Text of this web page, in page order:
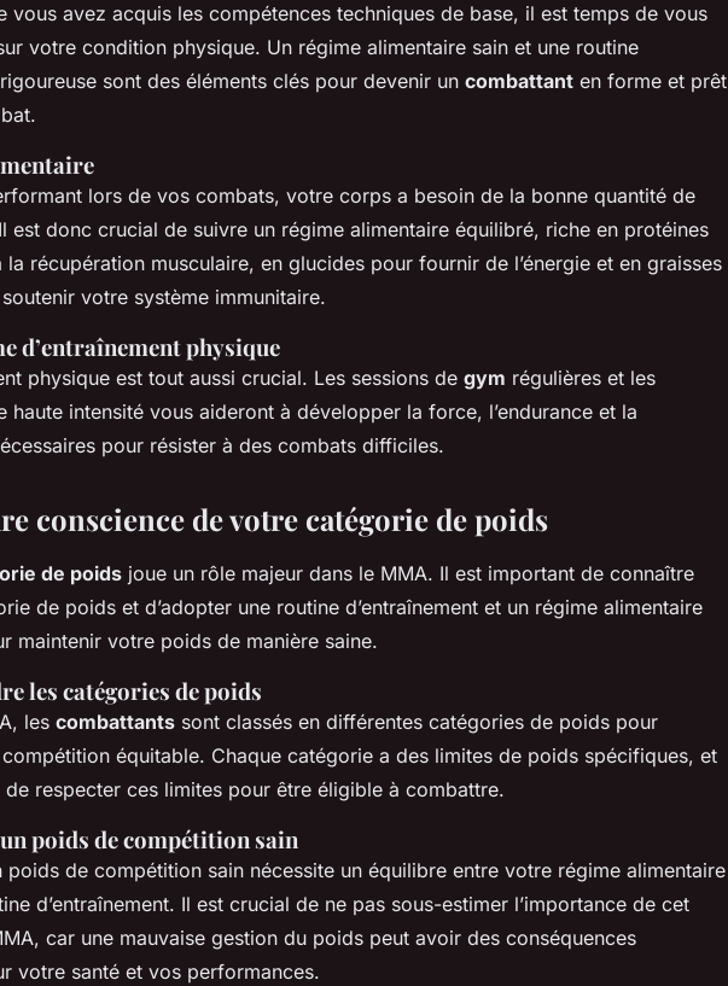
vous avez acquis les compétences techniques de base, il est temps de vous
votre condition physique. Un régime alimentaire sain et une routine
sont des éléments clés pour devenir un combattant en forme et prêt
lors de vos combats, votre corps a besoin de la bonne quantité de
est donc crucial de suivre un régime alimentaire équilibré, riche en protéines
la récupération musculaire, en glucides pour fournir de l’énergie et en graisses
votre système immunitaire.
d’entraînement physique
physique est tout aussi crucial. Les sessions de gym régulières et les
haute intensité vous aideront à développer la force, l’endurance et la
pour résister à des combats difficiles.
conscience de votre catégorie de poids
de poids joue un rôle majeur dans le MMA. Il est important de connaître
de poids et d’adopter une routine d’entraînement et un régime alimentaire
maintenir votre poids de manière saine.
les catégories de poids
les combattants sont classés en différentes catégories de poids pour
équitable. Chaque catégorie a des limites de poids spécifiques, et
respecter ces limites pour être éligible à combattre.
poids de compétition sain
poids de compétition sain nécessite un équilibre entre votre régime alimentaire
d’entraînement. Il est crucial de ne pas sous-estimer l’importance de cet
car une mauvaise gestion du poids peut avoir des conséquences
votre santé et vos performances.